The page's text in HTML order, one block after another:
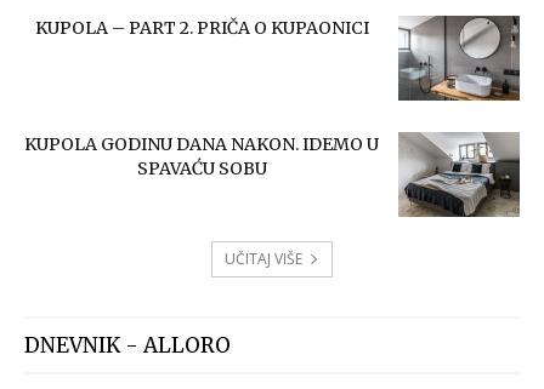
KUPOLA – PART 2. PRIČA O KUPAONICI
KUPOLA GODINU DANA NAKON. IDEMO U
SPAVAĆU SOBU
UČITAJ VIŠE
DNEVNIK - ALLORO